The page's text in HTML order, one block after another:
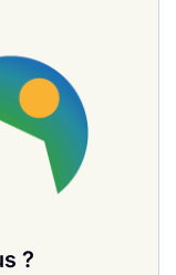
?